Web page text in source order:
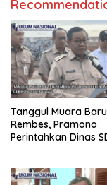
Tanggul Muara Baru
Rembes, Pramono
Perintahkan Dinas